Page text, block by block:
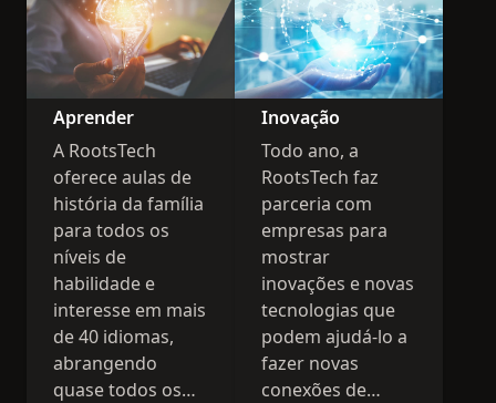
Aprender
A RootsTech
oferece aulas de
história da família
para todos os
níveis de
habilidade e
interesse em mais
de 40 idiomas,
abrangendo
quase todos os
Inovação
Todo ano, a
RootsTech faz
parceria com
empresas para
mostrar
inovações e novas
tecnologias que
podem ajudá-lo a
fazer novas
conexões de